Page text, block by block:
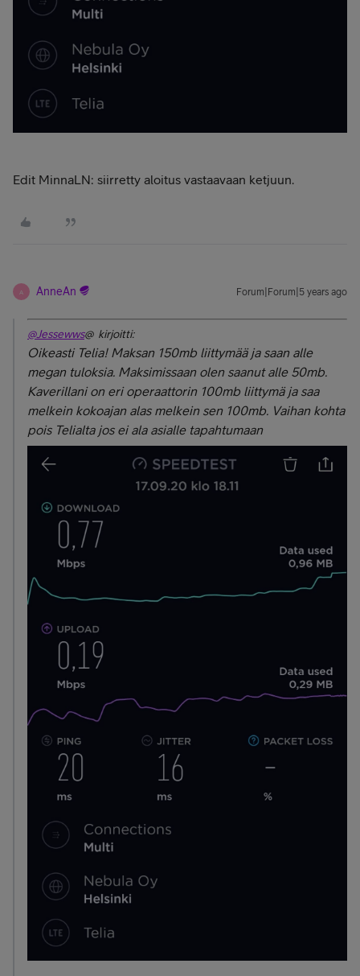
Edit MinnaLN: siirretty aloitus vastaavaan ketjuun.
A AnneAn Forum|Forum|5 years ago
@Jessewws@ kirjoitti:
Oikeasti Telia! Maksan 150mb liittymää ja saan alle
megan tuloksia. Maksimissaan olen saanut alle 50mb.
Kaverillani on eri operaattorin 100mb liittymä ja saa
melkein kokoajan alas melkein sen 100mb. Vaihan kohta
pois Telialta jos ei ala asialle tapahtumaan